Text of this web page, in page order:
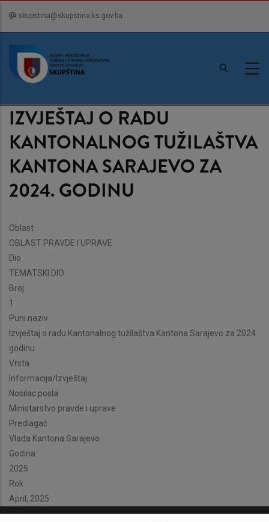
content
skupstina@skupstina.ks.gov.ba
IZVJEŠTAJ O RADU
KANTONALNOG TUŽILAŠTVA
KANTONA SARAJEVO ZA
2024. GODINU
Oblast
OBLAST PRAVDE I UPRAVE
Dio
TEMATSKI DIO
Broj
1
Puni naziv
Izvještaj o radu Kantonalnog tužilaštva Kantona Sarajevo za 2024.
godinu
Vrsta
Informacija/Izvještaj
Nosilac posla
Ministarstvo pravde i uprave
Predlagač
Vlada Kantona Sarajevo
Godina
2025
Rok
April, 2025